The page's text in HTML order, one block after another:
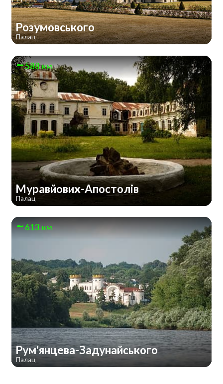
Розумовського
Палац
588 км
Муравйових-Апостолів
Палац
613 км
Рум'янцева-Задунайського
Палац